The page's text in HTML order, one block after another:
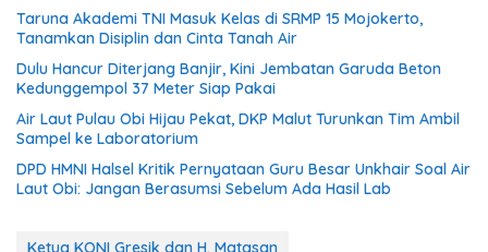
Taruna Akademi TNI Masuk Kelas di SRMP 15 Mojokerto,
Tanamkan Disiplin dan Cinta Tanah Air
Dulu Hancur Diterjang Banjir, Kini Jembatan Garuda Beton
Kedunggempol 37 Meter Siap Pakai
Air Laut Pulau Obi Hijau Pekat, DKP Malut Turunkan Tim Ambil
Sampel ke Laboratorium
DPD HMNI Halsel Kritik Pernyataan Guru Besar Unkhair Soal Air
Laut Obi: Jangan Berasumsi Sebelum Ada Hasil Lab
Ketua KONI Gresik dan H. Matasan